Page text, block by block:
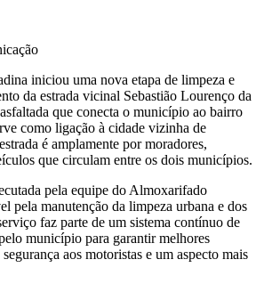
iniciou uma nova etapa de limpeza e
da estrada vicinal Sebastião Lourenço da
que conecta o município ao bairro
como ligação à cidade vizinha de
é amplamente por moradores,
que circulam entre os dois municípios.
pela equipe do Almoxarifado
pela manutenção da limpeza urbana e dos
faz parte de um sistema contínuo de
município para garantir melhores
aos motoristas e um aspecto mais